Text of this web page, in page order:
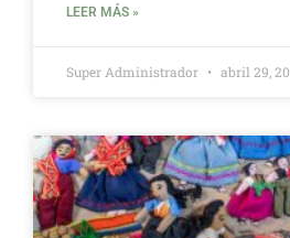
LEER MÁS »
Super Administrador abril 29,